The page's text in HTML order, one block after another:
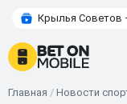
Крылья Советов
Главная / Новости